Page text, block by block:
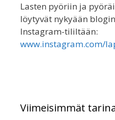
Lasten pyöriin ja
löytyvät nykyään
Instagram-tililtään:
www.instagram.com/
Viimeisimmät